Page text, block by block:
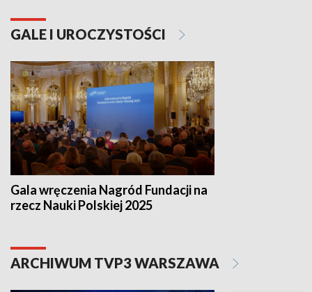
GALE I UROCZYSTOŚCI
Gala wręczenia Nagród Fundacji na
rzecz Nauki Polskiej 2025
ARCHIWUM TVP3 WARSZAWA